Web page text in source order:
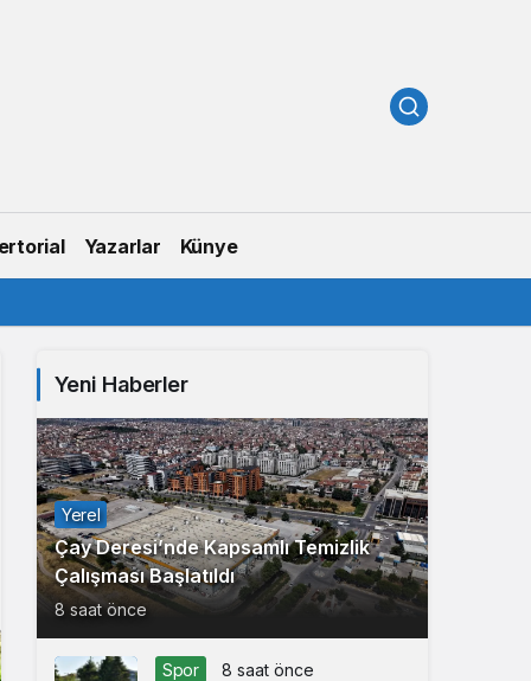
Yazarlar Künye
Yeni Haberler
Yerel
Çay Deresi’nde Kapsamlı Temizlik
Çalışması Başlatıldı
8 saat önce
Spor 8 saat önce